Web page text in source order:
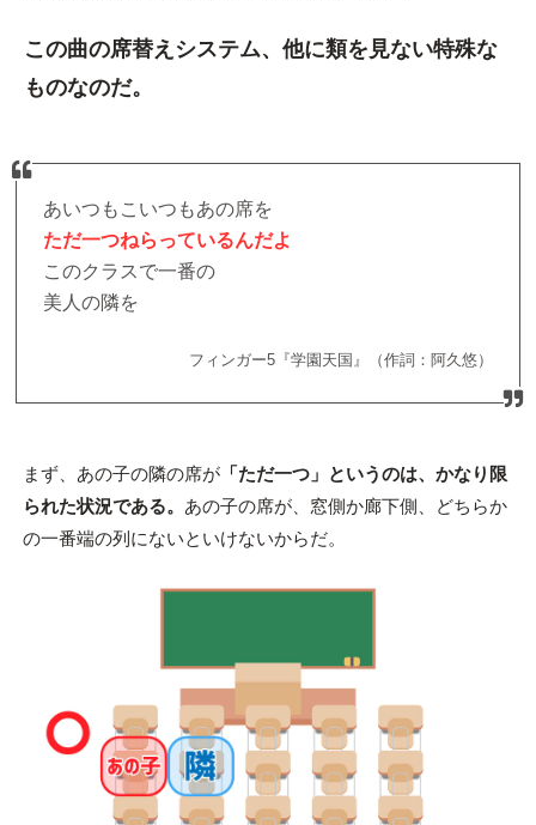
この曲の席替えシステム、他に類を見ない特殊な
ものなのだ。
あいつもこいつもあの席を
ただ一つねらっているんだよ
このクラスで一番の
美人の隣を
フィンガー5『学園天国』（作詞：阿久悠）
まず、あの子の隣の席が「ただ一つ」というのは、かなり限
られた状況である。 あの子の席が、窓側か廊下側、どちらか
の一番端の列にないといけないからだ。